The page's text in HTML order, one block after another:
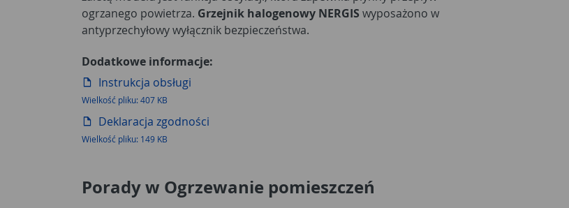
ogrzanego powietrza. Grzejnik halogenowy NERGIS wyposażono w
antyprzechyłowy wyłącznik bezpieczeństwa.
Dodatkowe informacje:
Instrukcja obsługi
Wielkość pliku: 407 KB
Deklaracja zgodności
Wielkość pliku: 149 KB
Porady w Ogrzewanie pomieszczeń